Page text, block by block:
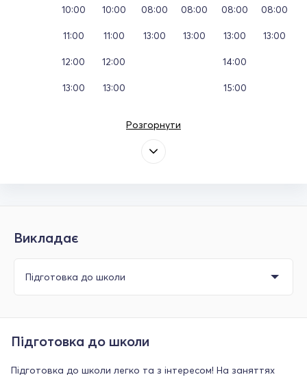
10:00
11:00
12:00
13:00
10:00
11:00
12:00
13:00
08:00
13:00
08:00
13:00
08:00
13:00
14:00
15:00
08:00
13:00
Розгорнути
Викладає
Підготовка до школи
Підготовка до школи легко та з інтересом! На заняттях